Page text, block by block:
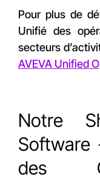
Pour plus de
Unifié des
secteurs
AVEVA Unified
Notre
Software
des